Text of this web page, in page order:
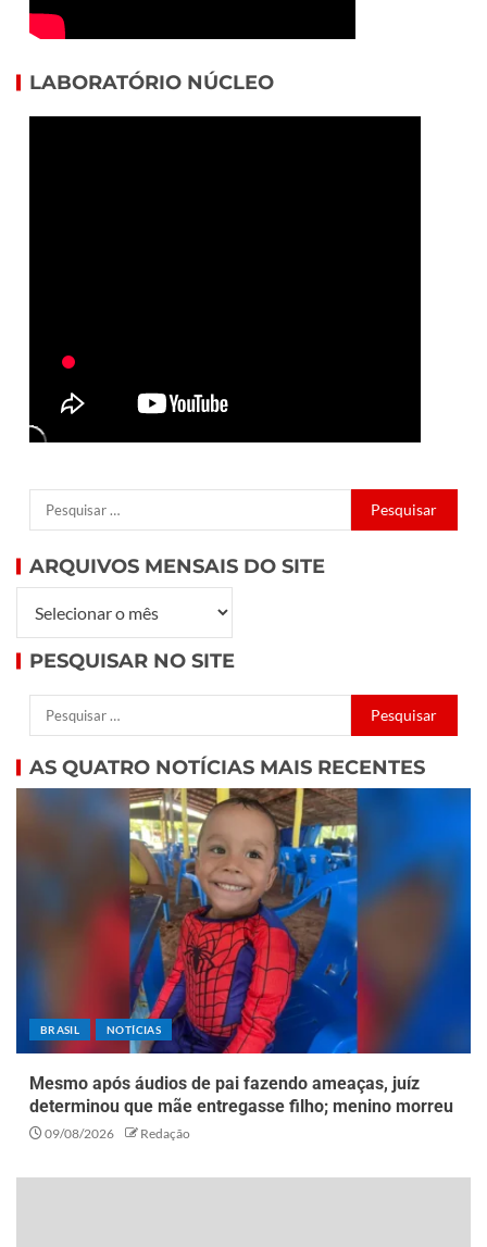
LABORATÓRIO NÚCLEO
ARQUIVOS MENSAIS DO SITE
PESQUISAR NO SITE
AS QUATRO NOTÍCIAS MAIS RECENTES
BRASIL NOTÍCIAS
Mesmo após áudios de pai fazendo ameaças, juíz
determinou que mãe entregasse filho; menino morreu
09/08/2026 Redação